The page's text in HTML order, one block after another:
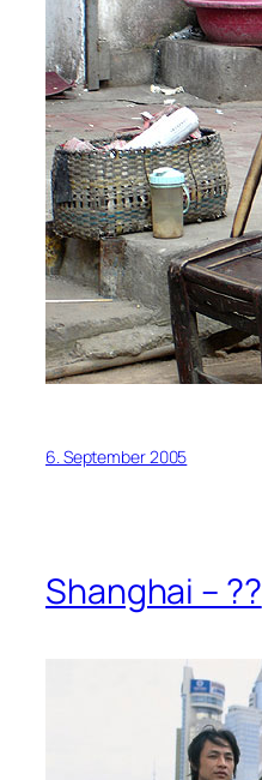
6. September 2005
Shanghai – ??